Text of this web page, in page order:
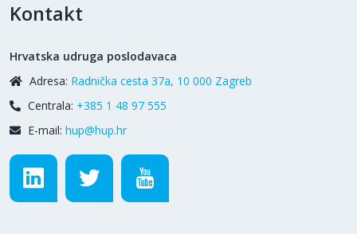
Kontakt
Hrvatska udruga poslodavaca
Adresa: Radnička cesta 37a, 10 000 Zagreb
Centrala: +385 1 48 97 555
E-mail: hup@hup.hr